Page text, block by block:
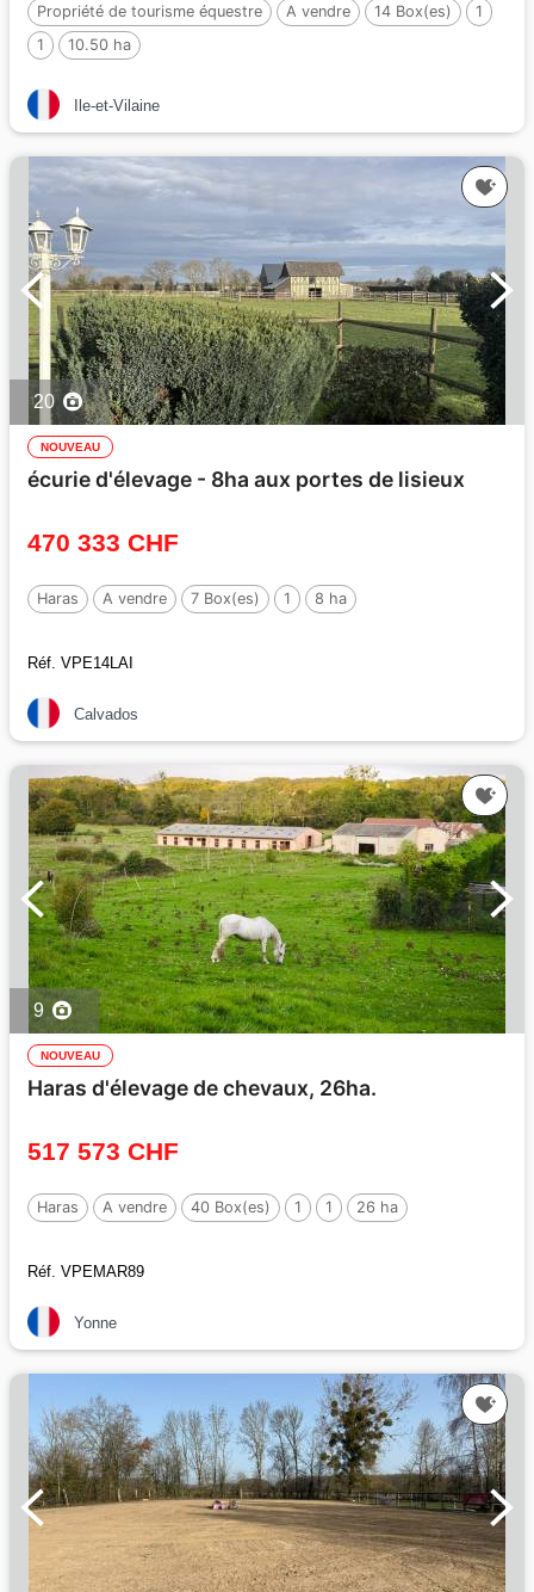
Propriété de tourisme équestre A vendre 14 Box(es)
1
1
10.50 ha
Ile-et-Vilaine
20
NOUVEAU
écurie d'élevage - 8ha aux portes de lisieux
470 333 CHF
Haras A vendre 7 Box(es) 1 8 ha
Réf. VPE14LAI
Calvados
9
NOUVEAU
Haras d'élevage de chevaux, 26ha.
517 573 CHF
Haras A vendre 40 Box(es) 1 1 26 ha
Réf. VPEMAR89
Yonne